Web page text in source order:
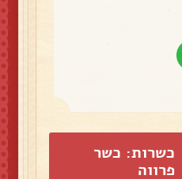
כשרות: כשר
פרווה